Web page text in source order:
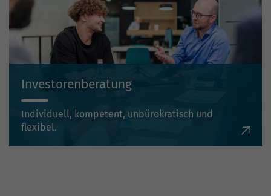
Investorenberatung
Individuell, kompetent, unbürokratisch und
flexibel.